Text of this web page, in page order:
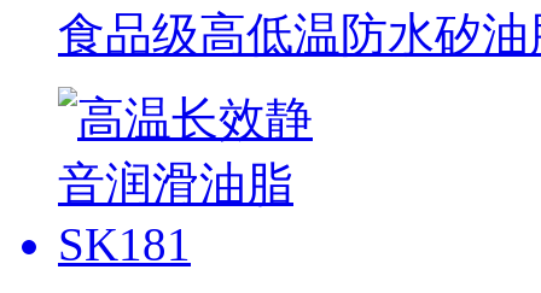
食品级高低温防水矽油